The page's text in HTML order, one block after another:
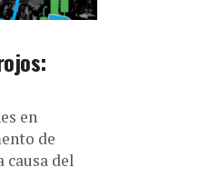
en
de
causa del